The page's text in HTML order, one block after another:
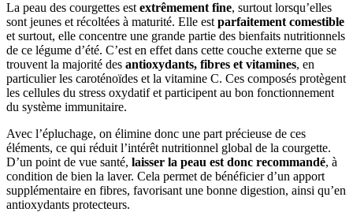
La peau des courgettes est extrêmement fine, surtout lorsqu’elles
sont jeunes et récoltées à maturité. Elle est parfaitement comestible
et surtout, elle concentre une grande partie des bienfaits nutritionnels
de ce légume d’été. C’est en effet dans cette couche externe que se
trouvent la majorité des antioxydants, fibres et vitamines, en
particulier les caroténoïdes et la vitamine C. Ces composés protègent
les cellules du stress oxydatif et participent au bon fonctionnement
du système immunitaire.
Avec l’épluchage, on élimine donc une part précieuse de ces
éléments, ce qui réduit l’intérêt nutritionnel global de la courgette.
D’un point de vue santé, laisser la peau est donc recommandé, à
condition de bien la laver. Cela permet de bénéficier d’un apport
supplémentaire en fibres, favorisant une bonne digestion, ainsi qu’en
antioxydants protecteurs.